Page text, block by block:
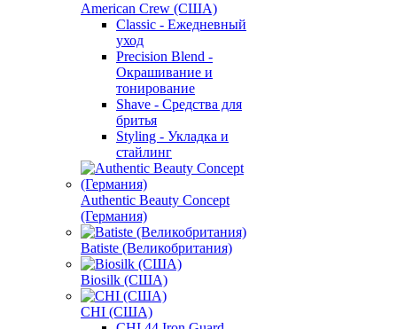
American Crew (США)
Classic - Ежедневный
уход
Precision Blend -
Окрашивание и
тонирование
Shave - Средства для
бритья
Styling - Укладка и
стайлинг
Authentic Beauty Concept
(Германия)
Batiste (Великобритания)
Biosilk (США)
CHI (США)